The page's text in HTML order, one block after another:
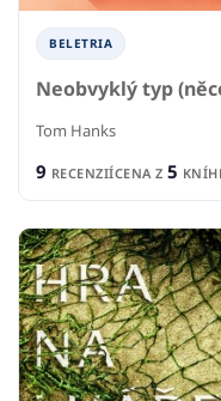
BELETRIA
Neobvyklý typ
Tom Hanks
9 RECENZIÍCENA Z 5